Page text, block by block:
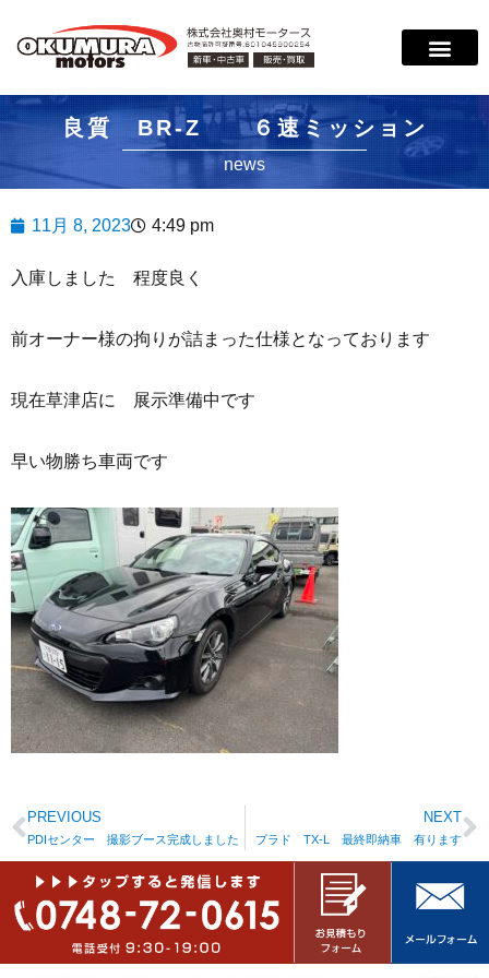
良質 BR-Z ６速ミッション
news
11月 8, 2023 4:49 pm
入庫しました 程度良く
前オーナー様の拘りが詰まった仕様となっております
現在草津店に 展示準備中です
早い物勝ち車両です
PREVIOUS
PDIセンター 撮影ブース完成しました
NEXT
プラド TX-L 最終即納車 有ります